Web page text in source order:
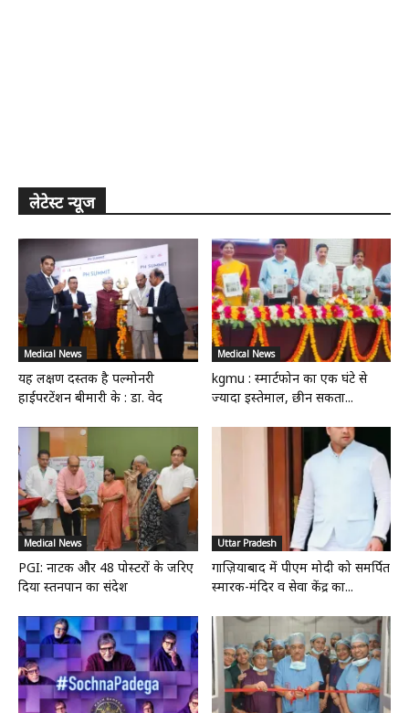
लेटेस्ट न्यूज
Medical News
यह लक्षण दस्तक है पल्मोनरी
हाईपरटेंशन बीमारी के : डा. वेद
Medical News
kgmu : स्मार्टफोन का एक घंटे से
ज्यादा इस्तेमाल, छीन सकता...
Medical News
PGI: नाटक और 48 पोस्टरों के जरिए
दिया स्तनपान का संदेश
Uttar Pradesh
गाज़ियाबाद में पीएम मोदी को समर्पित
स्मारक-मंदिर व सेवा केंद्र का...